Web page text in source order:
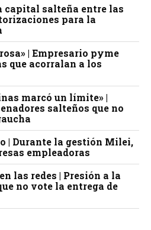
capital salteña entre las
para la
| Empresario pyme
que acorralan a los
marcó un límite» |
salteños que no
| Durante la gestión Milei,
empleadoras
las redes | Presión a la
no vote la entrega de